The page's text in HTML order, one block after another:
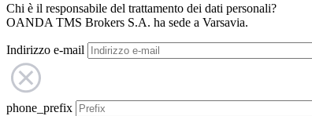
Chi è il responsabile del trattamento dei dati personali?
OANDA TMS Brokers S.A. ha sede a Varsavia.
Indirizzo e-mail
phone_prefix